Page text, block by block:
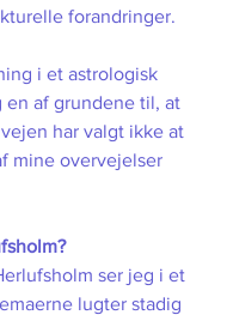
forandringer.
i et astrologisk
en af grundene til, at
har valgt ikke at
mine overvejelser
ser jeg i et
lugter stadig